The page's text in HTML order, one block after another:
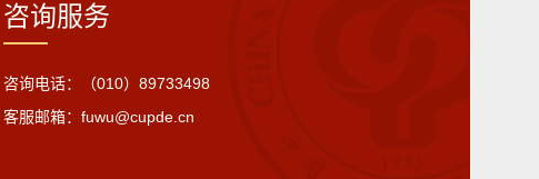
咨询服务
咨询电话：（010）89733498
客服邮箱：fuwu@cupde.cn